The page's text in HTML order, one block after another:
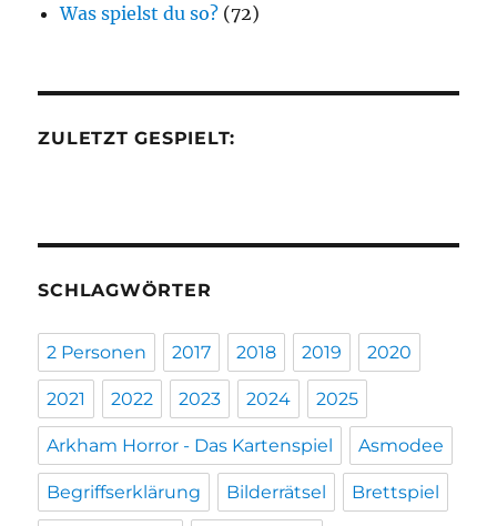
Was spielst du so? (72)
ZULETZT GESPIELT:
SCHLAGWÖRTER
2 Personen 2017 2018 2019 2020
2021 2022 2023 2024 2025
Arkham Horror - Das Kartenspiel Asmodee
Begriffserklärung Bilderrätsel Brettspiel